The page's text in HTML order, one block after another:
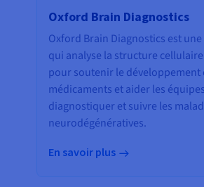
Oxford Brain Diagnostics
Oxford Brain Diagnostics est
qui analyse la structure
pour soutenir le développement
médicaments et aider les
diagnostiquer et suivre les
neurodégénératives.
En savoir plus